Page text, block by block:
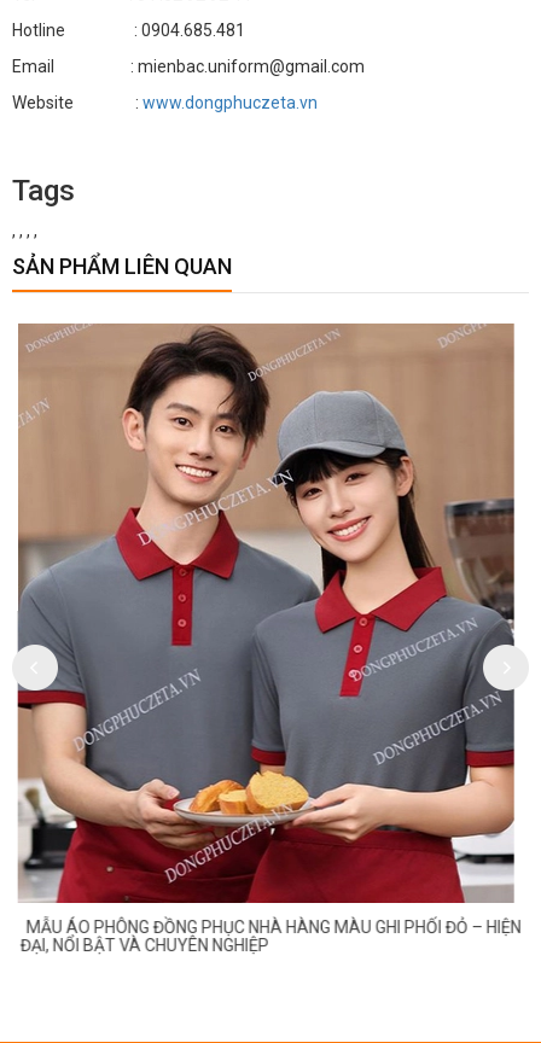
Hotline : 0904.685.481
Email : mienbac.uniform@gmail.com
Website : www.dongphuczeta.vn
Tags
, , , ,
SẢN PHẨM LIÊN QUAN
MẪU ÁO PHÔNG ĐỒNG PHỤC NHÀ HÀNG MÀU GHI PHỐI ĐỎ – HIỆN
ĐẠI, NỔI BẬT VÀ CHUYÊN NGHIỆP